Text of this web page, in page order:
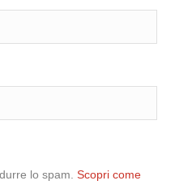
lo spam.Scopri come